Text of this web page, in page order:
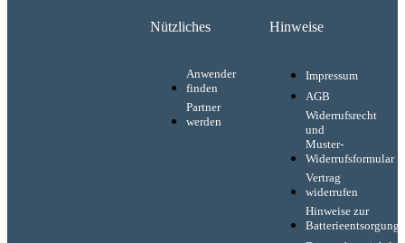
Nützliches
Anwender
finden
Partner
werden
Hinweise
Impressum
AGB
Widerrufsrecht
und
Muster-
Widerrufsformular
Vertrag
widerrufen
Hinweise zur
Batterieentsorgung